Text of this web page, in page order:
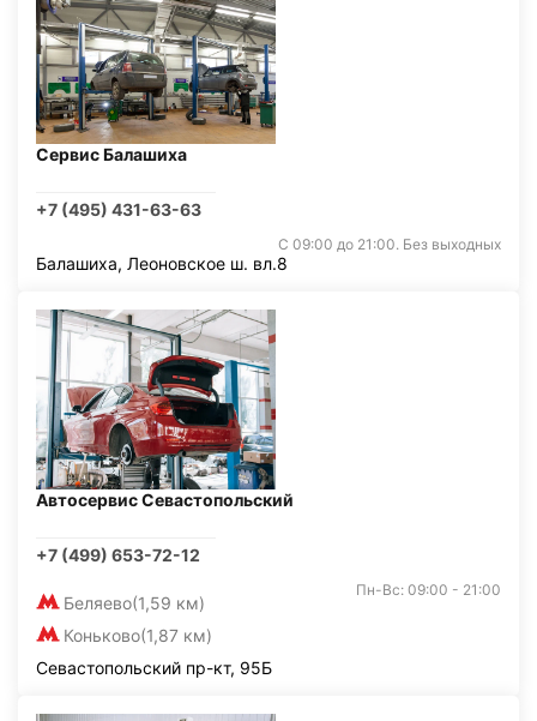
Сервис Балашиха
+7 (495) 431-63-63
С 09:00 до 21:00. Без выходных
Балашиха, Леоновское ш. вл.8
Автосервис Севастопольский
+7 (499) 653-72-12
Беляево(1,59 км)
Коньково(1,87 км)
Пн-Вс: 09:00 - 21:00
Севастопольский пр-кт, 95Б